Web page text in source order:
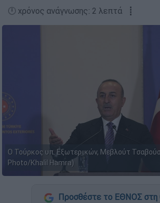
🕛 χρόνος ανάγνωσης: 2 λεπτά ┋
Ο Τούρκος υπ. Εξωτερικών, Μεβλούτ
Photo/Khalil Hamra)
Προσθέστε το ΕΘΝΟΣ στη